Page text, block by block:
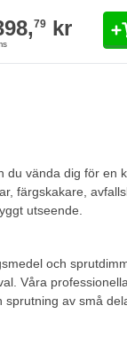
79kr
reading page
vända dig för en
färgskakare,
utseende.
och
Våra
av små